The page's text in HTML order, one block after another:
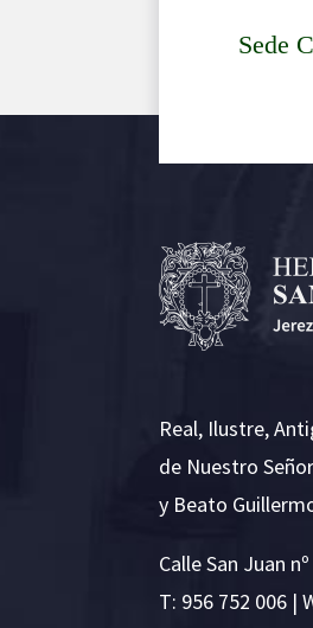
Sede
Real, Ilustre,
de Nuestro
y Beato
Calle San Juan
T: 956 752 006 |